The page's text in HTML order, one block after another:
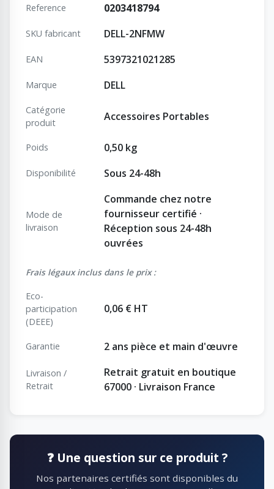
Reference 0203418794
SKU fabricant DELL-2NFMW
EAN 5397321021285
Marque DELL
Catégorie
produit
Accessoires Portables
Poids 0,50 kg
Disponibilité Sous 24-48h
Mode de
livraison
Commande chez notre
fournisseur certifié ·
Réception sous 24-48h
ouvrées
Frais légaux inclus dans le prix :
Eco-
participation
(DEEE)
0,06 € HT
Garantie 2 ans pièce et main d'œuvre
Livraison /
Retrait
Retrait gratuit en boutique
67000 · Livraison France
❓ Une question sur ce produit ?
Nos partenaires certifiés sont disponibles du